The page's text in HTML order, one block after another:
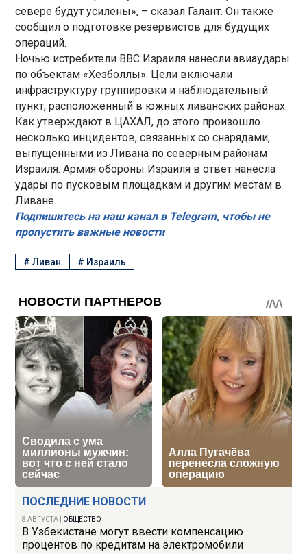
ПОСЛЕДНИЕ НОВОСТИ
8 АВГУСТА ОБЩЕСТВО
В Узбекистане могут ввести компенсацию
процентов по кредитам на электромобили
севере будут усилены», – сказал Галант. Он также
сообщил о подготовке резервистов для будущих
операций.
Ночью истребители ВВС Израиля нанесли авиаудары
по объектам «Хезболлы». Цели включали
инфраструктуру группировки и наблюдательный
пункт, расположенный в южных ливанских районах.
Как утверждают в ЦАХАЛ, до этого произошло
несколько инцидентов, связанных со снарядами,
выпущенными из Ливана по северным районам
Израиля. Армия обороны Израиля в ответ нанесла
удары по пусковым площадкам и другим местам в
Ливане.
Подпишитесь на наш канал в Telegram, чтобы не
пропустить важные новости
#Ливан # Израиль